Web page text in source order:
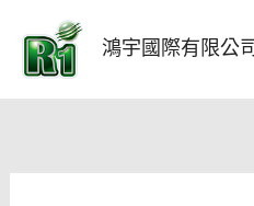
要
鴻宇國際有限公